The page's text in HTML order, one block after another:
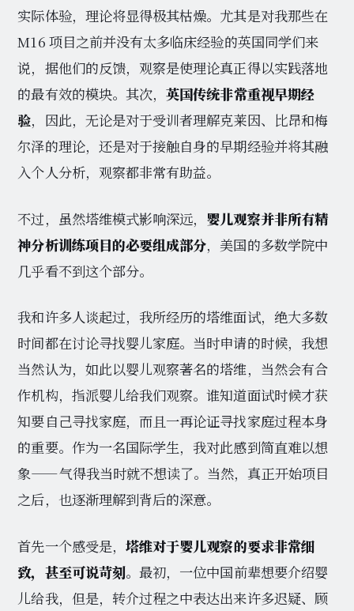
实际体验，理论将显得极其枯燥。尤其是对我那些在
M16 项目之前并没有太多临床经验的英国同学们来
说，据他们的反馈，观察是使理论真正得以实践落地
的最有效的模块。其次，英国传统非常重视早期经
验，因此，无论是对于受训者理解克莱因、比昂和梅
尔泽的理论，还是对于接触自身的早期经验并将其融
入个人分析，观察都非常有助益。
不过，虽然塔维模式影响深远， 婴儿观察并非所有精
神分析训练项目的必要组成部分，美国的多数学院中
几乎看不到这个部分。
我和许多人谈起过，我所经历的塔维面试，绝大多数
时间都在讨论寻找婴儿家庭。当时申请的时候，我想
当然认为，如此以婴儿观察著名的塔维，当然会有合
作机构，指派婴儿给我们观察。谁知道面试时候才获
知要自己寻找家庭，而且一再论证寻找家庭过程本身
的重要。作为一名国际学生，我对此感到简直难以想
象——气得我当时就不想读了。当然，真正开始项目
之后，也逐渐理解到背后的深意。
首先一个感受是， 塔维对于婴儿观察的要求非常细
致，甚至可说苛刻。最初，一位中国前辈想要介绍婴
儿给我，但是，转介过程之中表达出来许多迟疑、顾